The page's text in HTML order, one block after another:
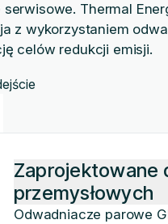
Thermal
z wykorzystaniem
celów redukcji emisji.
Zaprojektowane
przemysłowych
Odwadniacze parowe